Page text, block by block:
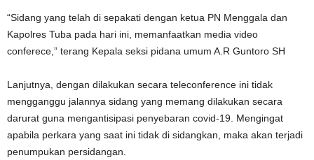
“Sidang yang telah di sepakati dengan ketua PN Menggala dan
Kapolres Tuba pada hari ini, memanfaatkan media video
conferece,” terang Kepala seksi pidana umum A.R Guntoro SH
Lanjutnya, dengan dilakukan secara teleconference ini tidak
mengganggu jalannya sidang yang memang dilakukan secara
darurat guna mengantisipasi penyebaran covid-19. Mengingat
apabila perkara yang saat ini tidak di sidangkan, maka akan terjadi
penumpukan persidangan.